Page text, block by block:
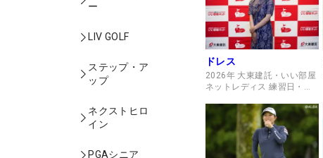
ー
LIV GOLF
ステップ・ア
ップ
ネクストヒロ
イン
PGAシニア
ドレス
2026年 大東建託・いい部屋
ネットレディス 練習日・プ